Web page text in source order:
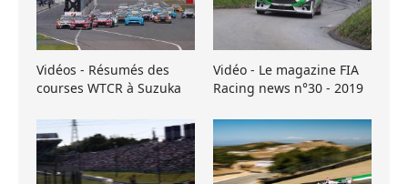
Vidéos - Résumés des
courses WTCR à Suzuka
Vidéo - Le magazine FIA
Racing news n°30 - 2019